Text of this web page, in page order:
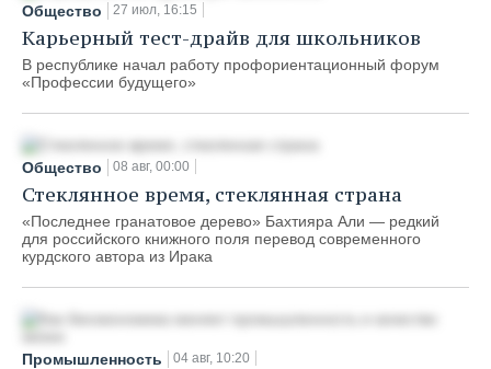
Общество 27 июл, 16:15
Карьерный тест-драйв для школьников
В республике начал работу профориентационный форум
«Профессии будущего»
Общество 08 авг, 00:00
Стеклянное время, стеклянная страна
«Последнее гранатовое дерево» Бахтияра Али — редкий
для российского книжного поля перевод современного
курдского автора из Ирака
Промышленность 04 авг, 10:20